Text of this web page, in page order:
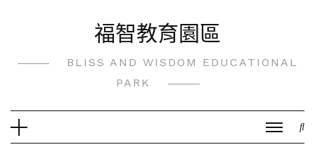
福智教育園區
BLISS AND WISDOM EDUCATIONAL
PARK